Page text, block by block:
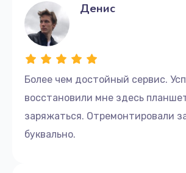
Более чем достойный сервис.
восстановили мне здесь
заряжаться. Отремонтировали
буквально.
Денис